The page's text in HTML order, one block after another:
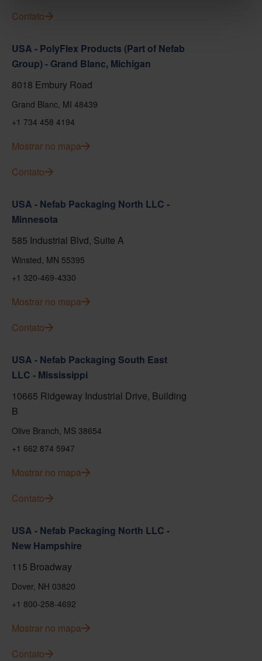
Contato
USA - PolyFlex Products (Part of Nefab
Group) - Grand Blanc, Michigan
8018 Embury Road
Grand Blanc, MI 48439
+1 734 458 4194
Mostrar no mapa
Contato
USA - Nefab Packaging North LLC -
Minnesota
585 Industrial Blvd, Suite A
Winsted, MN 55395
+1 320-469-4330
Mostrar no mapa
Contato
USA - Nefab Packaging South East
LLC - Mississippi
10665 Ridgeway Industrial Drive, Building
B
Olive Branch, MS 38654
+1 662 874 5947
Mostrar no mapa
Contato
USA - Nefab Packaging North LLC -
New Hampshire
115 Broadway
Dover, NH 03820
+1 800-258-4692
Mostrar no mapa
Contato